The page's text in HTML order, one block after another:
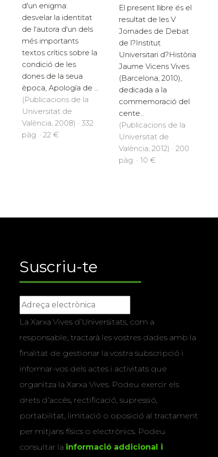
d'un enigma:
desvelar la identitat
de l'autora d'un dels
més importants
textos crítics sobre la
condició de les
dones de la seua
època, Apología de ...
(Publicacions de la
Universitat de
València, 2008) · 332
pàg. · 22 €
El present llibre és el
resultat de les V
Jornades de Debat
de l?Institut
Universitari d?Història
Jaume Vicens Vives
(Barcelona, 2010),
dedicada a la
commemoració del
cente...
(Publicacions de la
Universitat de
València, 2012) · 200
pàg. · 10 €
Suscriu-te
La Xarxa Vives d’Universitats, com a
responsable, tractarà les vostres dades amb la
finalitat de gestionar la vostra subscripció i
informar-vos dels actes i activitats que
organitza la Xarxa Vives. Podeu exercir els
drets d’accés, rectificació, supressió,
portabilitat, limitació o oposició al tractament
per mitjans físics o electrònics. Podeu
consultar la informació addicional i